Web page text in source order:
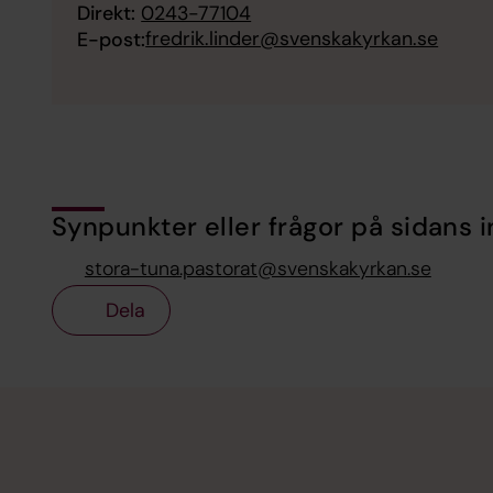
Direkt: 0243-77104
E-post:fredrik.linder@svenskakyrkan.se
Synpunkter eller frågor på sidans
stora-tuna.pastorat@svenskakyrkan.se
Dela